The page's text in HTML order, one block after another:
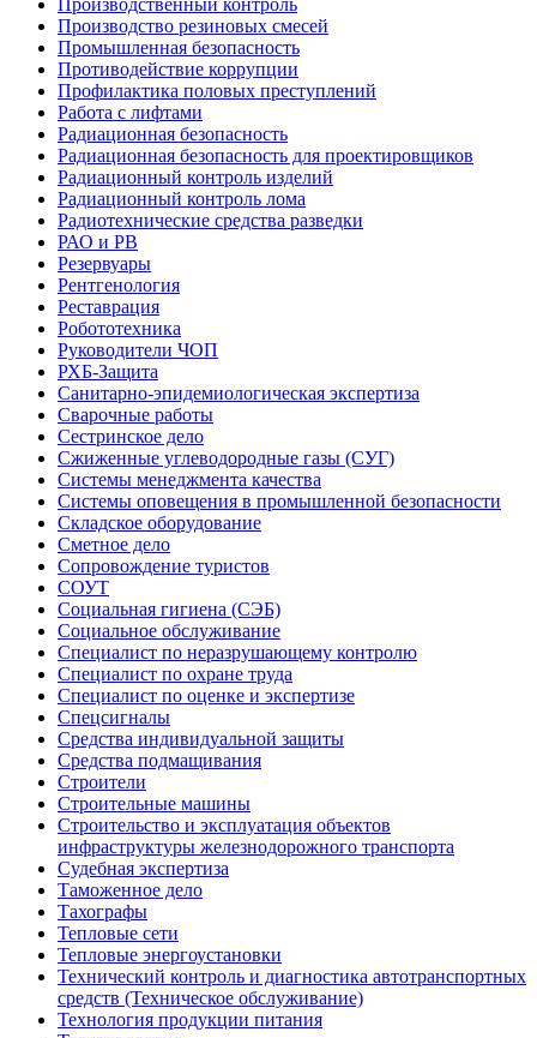
Производственный контроль
Производство резиновых смесей
Промышленная безопасность
Противодействие коррупции
Профилактика половых преступлений
Работа с лифтами
Радиационная безопасность
Радиационная безопасность для проектировщиков
Радиационный контроль изделий
Радиационный контроль лома
Радиотехнические средства разведки
РАО и РВ
Резервуары
Рентгенология
Реставрация
Робототехника
Руководители ЧОП
РХБ-Защита
Санитарно-эпидемиологическая экспертиза
Сварочные работы
Сестринское дело
Сжиженные углеводородные газы (СУГ)
Системы менеджмента качества
Системы оповещения в промышленной безопасности
Складское оборудование
Сметное дело
Сопровождение туристов
СОУТ
Социальная гигиена (СЭБ)
Социальное обслуживание
Специалист по неразрушающему контролю
Специалист по охране труда
Специалист по оценке и экспертизе
Спецсигналы
Средства индивидуальной защиты
Средства подмащивания
Строители
Строительные машины
Строительство и эксплуатация объектов
инфраструктуры железнодорожного транспорта
Судебная экспертиза
Таможенное дело
Тахографы
Тепловые сети
Тепловые энергоустановки
Технический контроль и диагностика автотранспортных
средств (Техническое обслуживание)
Технология продукции питания